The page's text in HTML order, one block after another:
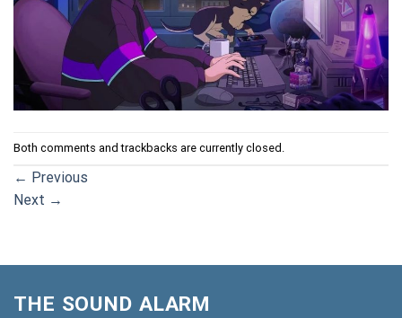
Both comments and trackbacks are currently closed.
← Previous
Next →
THE SOUND ALARM